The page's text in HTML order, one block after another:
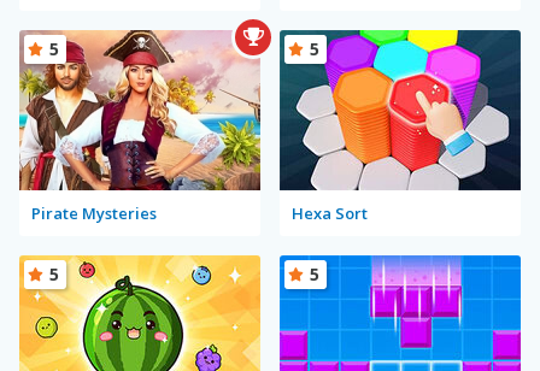
Pirate Mysteries
5
Hexa Sort
5
5 5